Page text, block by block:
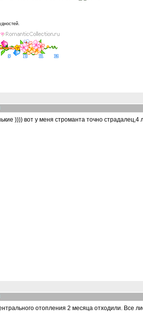
)))) вот у меня строманта точно страдалец,4
отопления 2 месяца отходили. Все